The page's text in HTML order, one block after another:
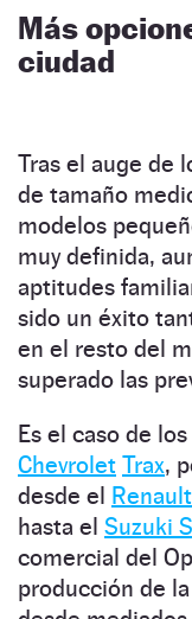
Más
ciudad
Tras el auge de
de tamaño
modelos
muy definida,
aptitudes
sido un éxito
en el resto del
superado las
Es el caso de
Chevrolet Trax,
desde el
hasta el Suzuki
comercial del
producción de